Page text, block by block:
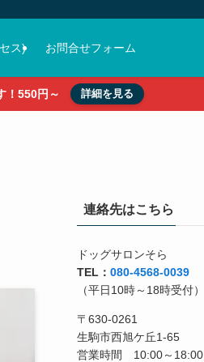
ス) お問合せフォーム
！550円～ 詳細を見る
連絡先はこちら
ドッグサロンそら
TEL： 080-4568-0039
（平日10時～18時受付）
〒630-0261
生駒市西旭ケ丘1-65
営業時間 10:00～18:00